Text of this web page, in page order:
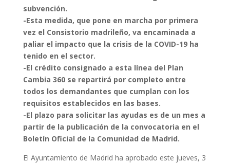
subvención.
-Esta medida, que pone en marcha por primera
vez el Consistorio madrileño, va encaminada a
paliar el impacto que la crisis de la COVID-19 ha
tenido en el sector.
-El crédito consignado a esta línea del Plan
Cambia 360 se repartirá por completo entre
todos los demandantes que cumplan con los
requisitos establecidos en las bases.
-El plazo para solicitar las ayudas es de un mes a
partir de la publicación de la convocatoria en el
Boletín Oficial de la Comunidad de Madrid.
El Ayuntamiento de Madrid ha aprobado este jueves, 3